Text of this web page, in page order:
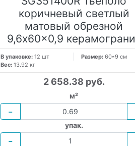
коричневый светлый
матовый обрезной
9,6x60x0,9
В упаковке: 12 шт Размер: 60*9 см
Вес: 13.92 кг
2 658.38 руб.
м²
−
упак.
−